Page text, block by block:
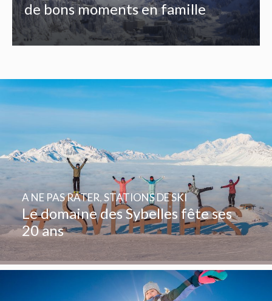
de bons moments en famille
Le domaine des Sybelles fête ses
20 ans
A NE PAS RATER,STATIONS DE SKI